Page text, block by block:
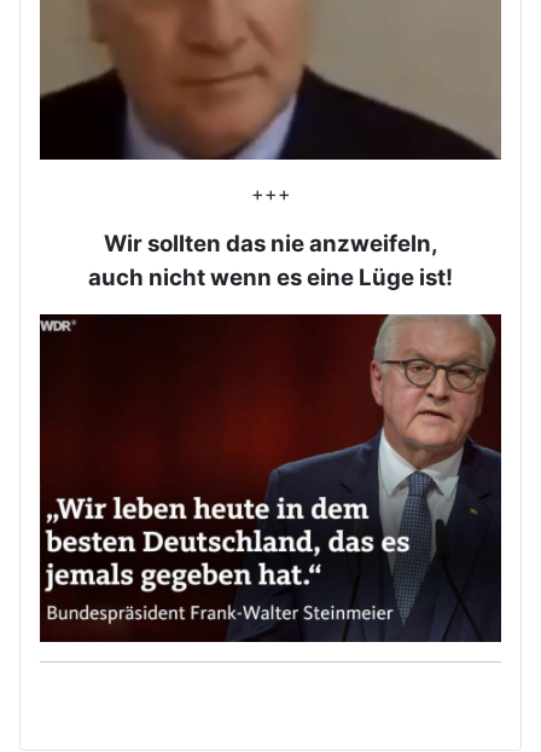
+++
Wir sollten das nie anzweifeln,
auch nicht wenn es eine Lüge ist!